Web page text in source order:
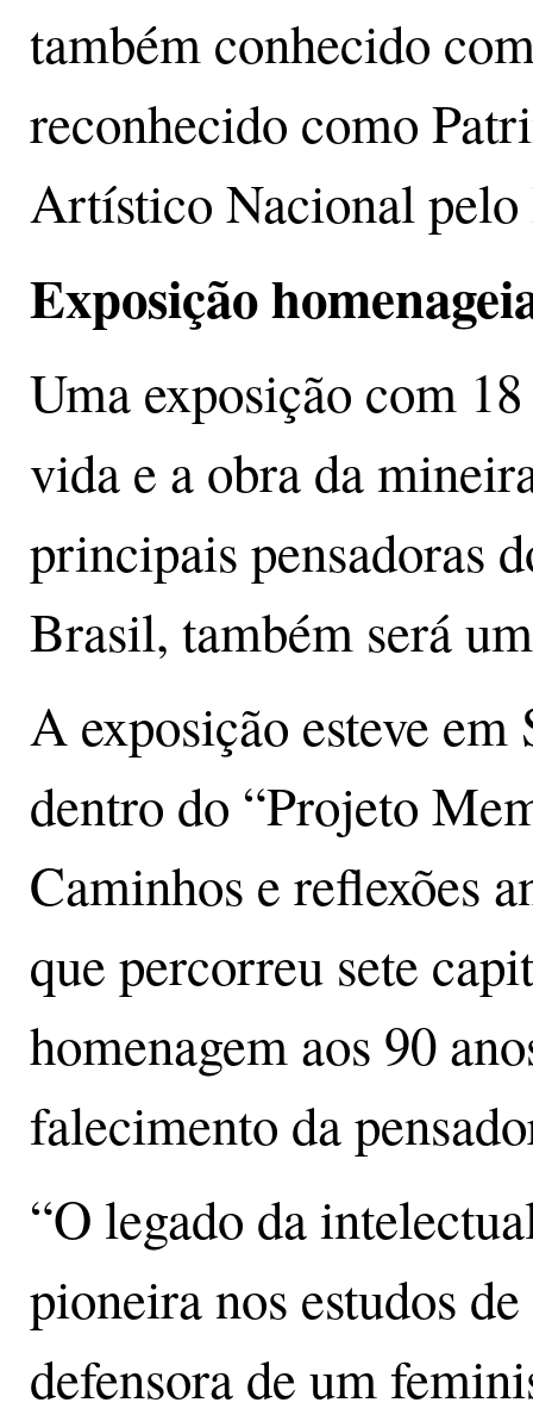
também conhecido
reconhecido como
Artístico Nacional
Exposição
Uma exposição com
vida e a obra da
principais pensadoras
Brasil, também será
A exposição esteve em
dentro do “Projeto
Caminhos e reflexões
que percorreu sete
homenagem aos 90
falecimento da
“O legado da
pioneira nos estudos
defensora de um